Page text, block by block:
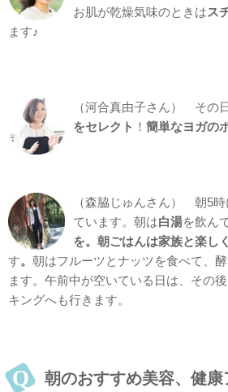
お肌が乾燥気味のときはス
ます♪
（河合真由子さん） その
をセレクト ！ 簡単なヨガの
（森脇じゅんさん） 朝5
ています。朝は白湯を飲ん
を。朝ごはんは家族と楽し
す。 朝はフルーツとナッツを食べて、
ます。午前中が空いている日は、その
キングへも行きます。
朝のおすすめ美容、健康